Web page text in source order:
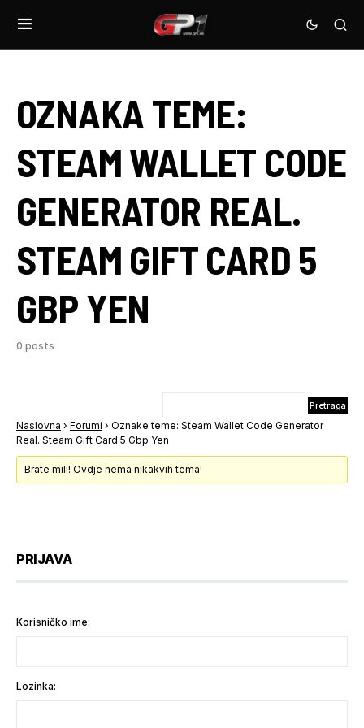
OZNAKA TEME:
STEAM WALLET CODE
GENERATOR REAL.
STEAM GIFT CARD 5
GBP YEN
0 posts
Naslovna › Forumi › Oznake teme: Steam Wallet Code Generator
Real. Steam Gift Card 5 Gbp Yen
Brate mili! Ovdje nema nikakvih tema!
PRIJAVA
Korisničko ime:
Lozinka: